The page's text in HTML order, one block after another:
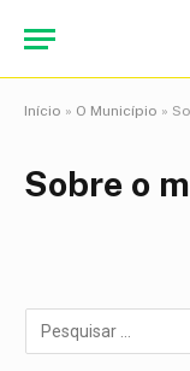
Início » O Município »
Sobre o